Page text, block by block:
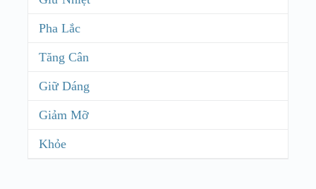
Pha Lắc
Tăng Cân
Giữ Dáng
Giảm Mỡ
Khỏe